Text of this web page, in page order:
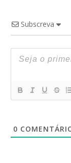
Subscreva
0